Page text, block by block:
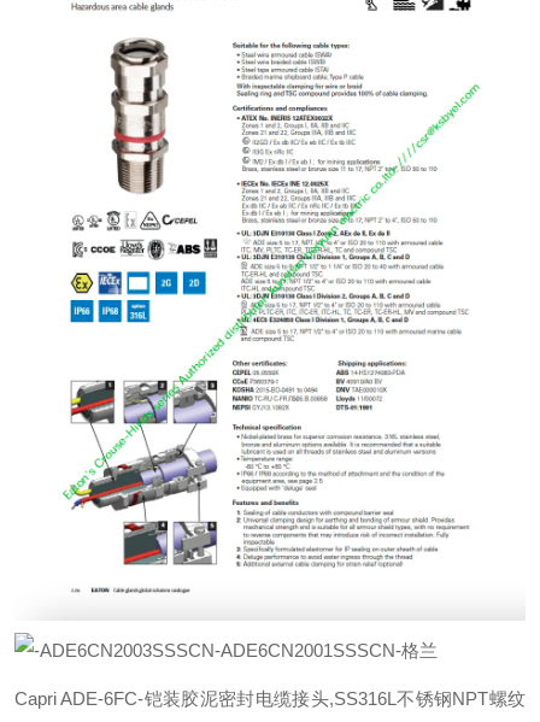
Capri ADE-6FC-铠装胶泥密封电缆接头,SS316L不锈钢NPT螺纹